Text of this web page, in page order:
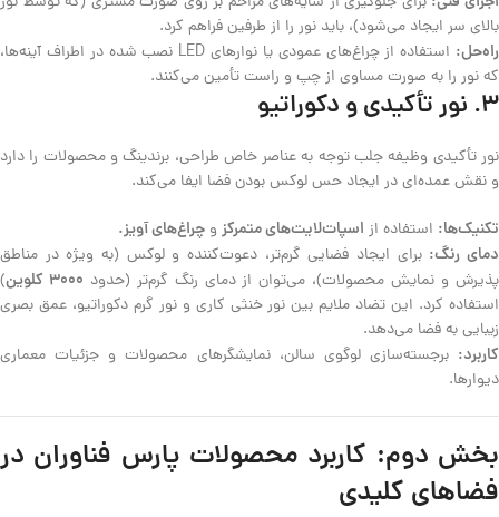
بالای سر ایجاد می‌شود)، باید نور را از طرفین فراهم کرد.
راه‌حل:
استفاده از چراغ‌های عمودی یا نوارهای LED نصب شده در اطراف آینه‌ها،
که نور را به صورت مساوی از چپ و راست تأمین می‌کنند.
۳. نور تأکیدی و دکوراتیو
نور تأکیدی وظیفه جلب توجه به عناصر خاص طراحی، برندینگ و محصولات را دارد
و نقش عمده‌ای در ایجاد حس لوکس بودن فضا ایفا می‌کند.
تکنیک‌ها: استفاده از اسپات‌لایت‌های متمرکز و چراغ‌های آویز.
دمای رنگ: برای ایجاد فضایی گرم‌تر، دعوت‌کننده و لوکس (به ویژه در مناطق
پذیرش و نمایش محصولات)، می‌توان از دمای رنگ گرم‌تر (حدود ۳۰۰۰ کلوین
)
استفاده کرد. این تضاد ملایم بین نور خنثی کاری و نور گرم دکوراتیو، عمق بصری
زیبایی به فضا می‌دهد.
کاربرد: برجسته‌سازی لوگوی سالن، نمایشگرهای محصولات و جزئیات معماری
دیوارها.
بخش دوم: کاربرد محصولات پارس فناوران در
فضاهای کلیدی